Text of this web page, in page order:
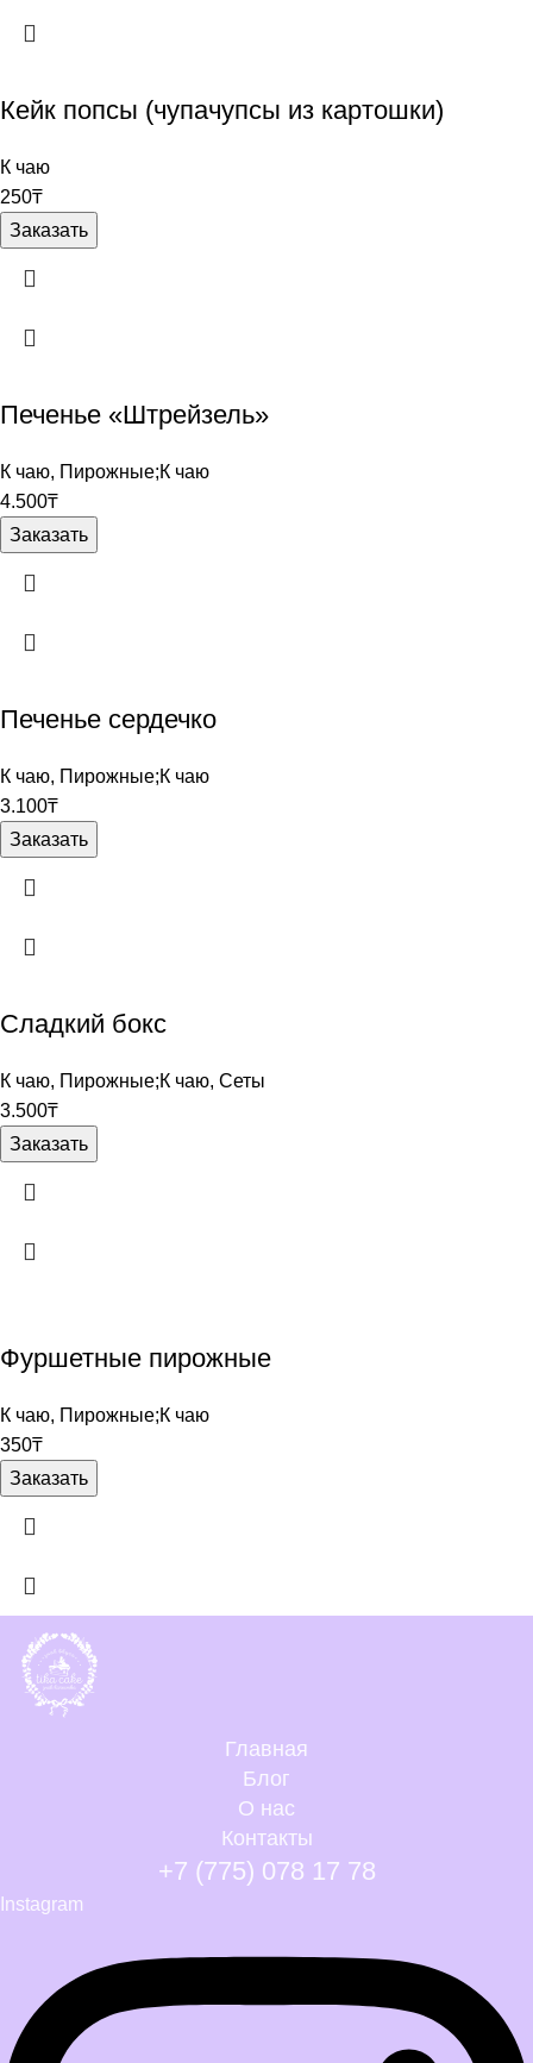
Кейк попсы (чупачупсы из картошки)
К чаю
250₸
Заказать
Печенье «Штрейзель»
К чаю, Пирожные;К чаю
4.500₸
Заказать
Печенье сердечко
К чаю, Пирожные;К чаю
3.100₸
Заказать
Сладкий бокс
К чаю, Пирожные;К чаю, Сеты
3.500₸
Заказать
Фуршетные пирожные
К чаю, Пирожные;К чаю
350₸
Заказать
Главная
Блог
О нас
Контакты
+7 (775) 078 17 78
Instagram